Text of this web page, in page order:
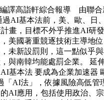
編譯高詣軒綜合報導 由聯
AI基本法前，美、歐、日
畫，目標不外乎推進AI研
美國著重競逐技術主導地
未新設罰則，這一點似乎
與南韓均能處罰企業。 延
基本法 要成為企業加速器
「AI法」，依據風險高低管
AI應用，包括使用政治、